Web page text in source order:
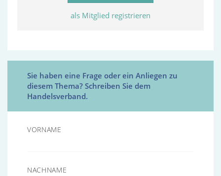
als Mitglied registrieren
Sie haben eine Frage oder ein Anliegen zu
diesem Thema? Schreiben Sie dem
Handelsverband.
VORNAME
NACHNAME